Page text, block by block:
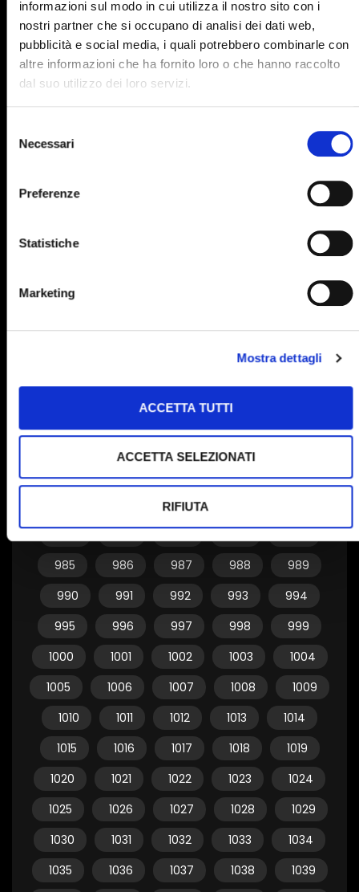
informazioni sul modo in cui utilizza il nostro sito con i
nostri partner che si occupano di analisi dei dati web,
pubblicità e social media, i quali potrebbero combinarle con
altre informazioni che ha fornito loro o che hanno raccolto
dal suo utilizzo dei loro servizi.
delNecessari
Preferenze
Statistiche
Marketing
Mostra dettagli
ACCETTA TUTTI
ACCETTA SELEZIONATI
RIFIUTA
900
901 902 903
904
905
906 907
915
925
929
940
944
953
954
955
956 957 958
959
962 963
970
971 972 973
974
977
985
986 987 988
989
990
991 992 993
994
995
996 997 998
999
1000
1001 1002 1003
1004
1005
1006 1007 1008
1009
1010
1011 1012 1013
1014
1015
1016 1017 1018
1019
1020
1021 1022 1023
1024
1025
1026 1027 1028
1029
1030
1031 1032 1033
1034
1035
1036 1037 1038
1039